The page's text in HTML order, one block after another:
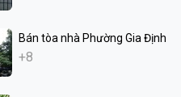
Bán tòa nhà Phường Gia Định
+8